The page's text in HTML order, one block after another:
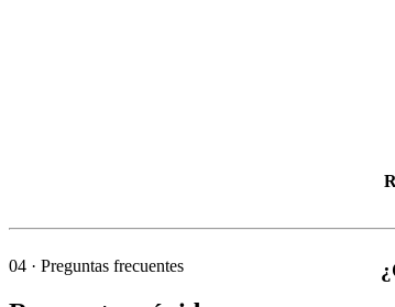
04 · Preguntas frecuentes